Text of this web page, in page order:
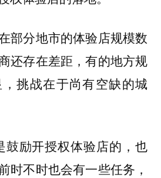
部分地市的体验店规模数
还存在差距，有的地方规
挑战在于尚有空缺的城
鼓励开授权体验店的 ，也
时不时也会有一些任务，